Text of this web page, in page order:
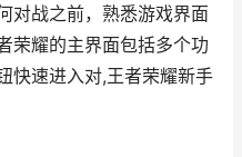
对战之前，熟悉游戏界面
荣耀的主界面包括多个功
快速进入对,王者荣耀新手